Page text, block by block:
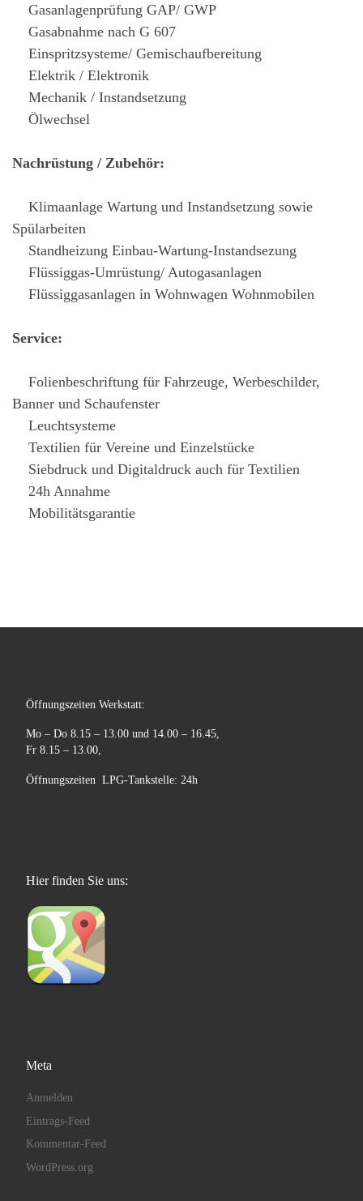
Gasanlagenprüfung GAP/ GWP
Gasabnahme nach G 607
Einspritzsysteme/ Gemischaufbereitung
Elektrik / Elektronik
Mechanik / Instandsetzung
Ölwechsel
Nachrüstung / Zubehör:
Klimaanlage Wartung und Instandsetzung sowie
Spülarbeiten
Standheizung Einbau-Wartung-Instandsezung
Flüssiggas-Umrüstung/ Autogasanlagen
Flüssiggasanlagen in Wohnwagen Wohnmobilen
Service:
Folienbeschriftung für Fahrzeuge, Werbeschilder,
Banner und Schaufenster
Leuchtsysteme
Textilien für Vereine und Einzelstücke
Siebdruck und Digitaldruck auch für Textilien
24h Annahme
Mobilitätsgarantie
Öffnungszeiten Werkstatt:
Mo – Do 8.15 – 13.00 und 14.00 – 16.45,
Fr 8.15 – 13.00,
Öffnungszeiten LPG-Tankstelle: 24h
Hier finden Sie uns:
Meta
Anmelden
Eintrags-Feed
Kommentar-Feed
WordPress.org